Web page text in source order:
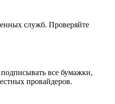
служб. Проверяйте
все бумажки,
провайдеров.